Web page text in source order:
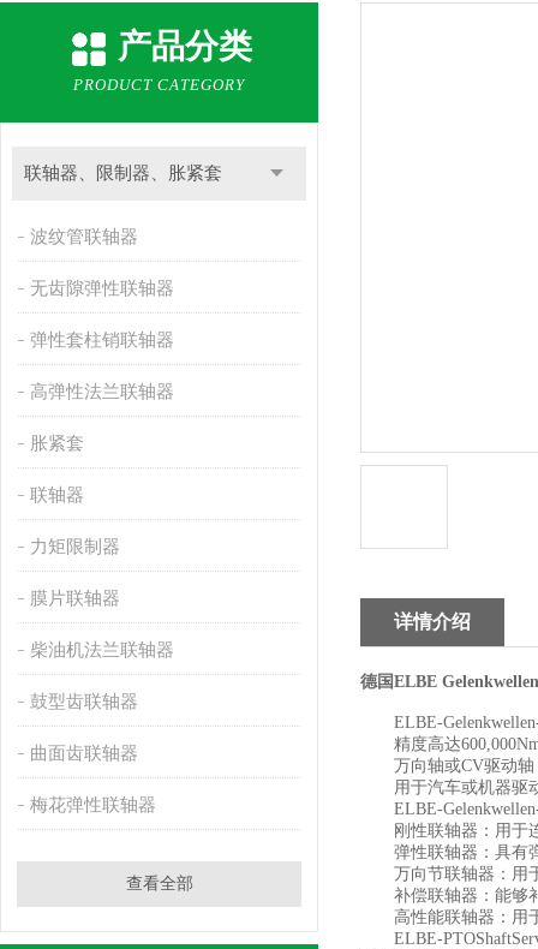
产品分类
PRODUCT CATEGORY
联轴器、限制器、胀紧套
波纹管联轴器
无齿隙弹性联轴器
弹性套柱销联轴器
高弹性法兰联轴器
胀紧套
联轴器
力矩限制器
膜片联轴器
柴油机法兰联轴器
鼓型齿联轴器
曲面齿联轴器
梅花弹性联轴器
查看全部
详情介绍
德国ELBE
ELBE-Gelenkwellen-
精度高达
万向轴或CV驱动轴
用于汽车或机器驱
ELBE-Gelenkwellen-
刚性联轴器：用于连
弹性联轴器：具有弹
万向节联轴器：用于
补偿联轴器：能够补
高性能联轴器：用于
ELBE-